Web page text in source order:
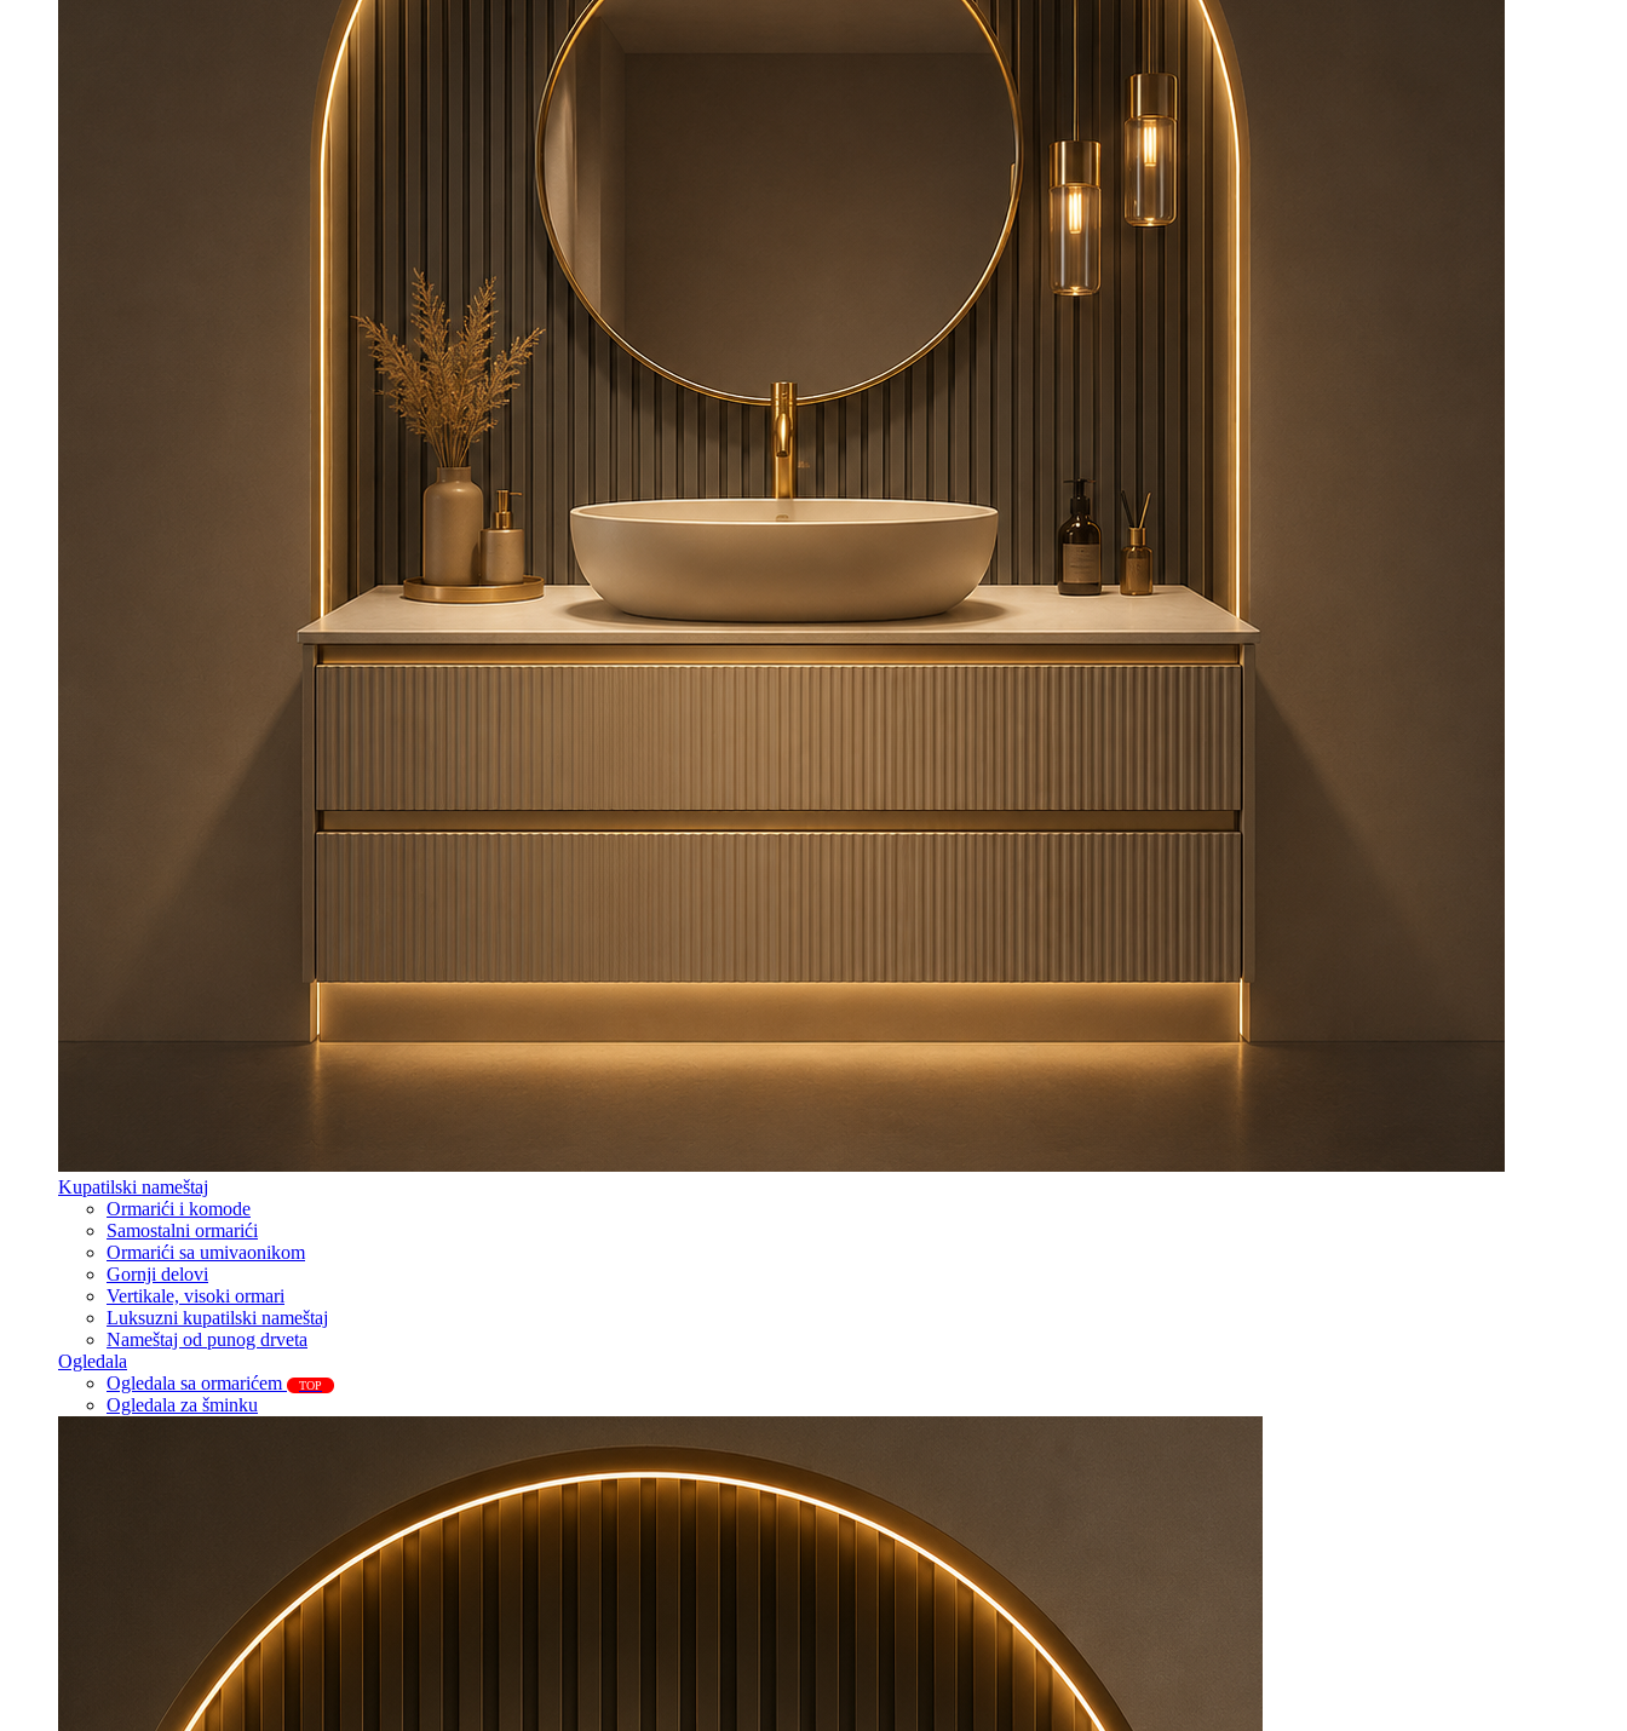
Kupatilski nameštaj
Ormarići i komode
Samostalni ormarići
Ormarići sa umivaonikom
Gornji delovi
Vertikale, visoki ormari
Luksuzni kupatilski nameštaj
Nameštaj od punog drveta
Ogledala
Ogledala sa ormarićem
TOP
Ogledala za šminku